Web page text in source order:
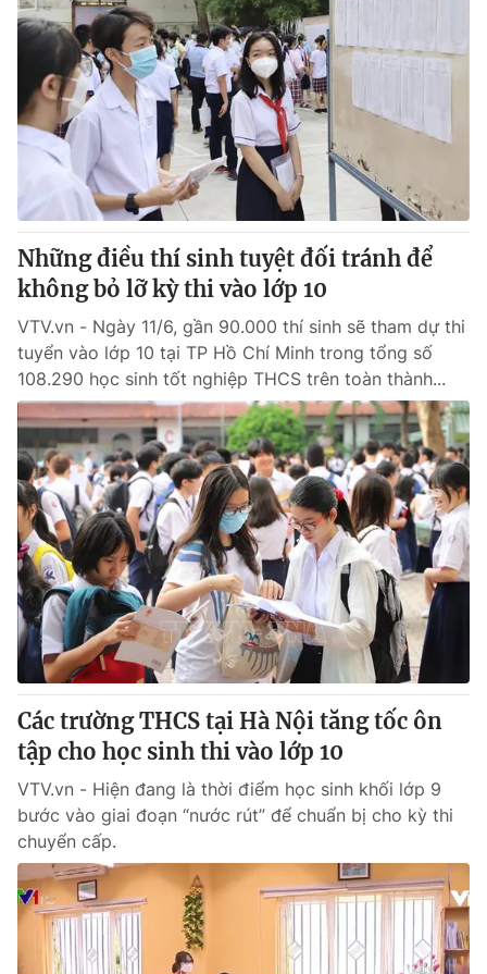
VTV Money VTV Thể thao
VTV Sức khoẻ Bất động sản
Thị trường 24h Tấm lòng Việt
VTV4 Vươn mình bằng AI
VTV9 VTV8
Liên hệ tòa soạn English
THỜI BÁO VTV
Theo dõi báo trên
Cơ quan chủ quản:Đài Truyền hình Việt Nam
Cơ quan báo chí:Thời báo VTV
Giấy phép hoạt động báo in và báo điện tử số 483/GP-BTTTT
cấp ngày 29/12/2023
Tổng Biên tập:Vũ Thanh Thủy
Phó Tổng Biên tập:Nguyễn Thị Mỹ Hạnh, Phạm Quốc Thắng,
Tổng đài VTV:
024.38 355 931 - 024.38 355 932
Ðiện thoại Thời báo VTV:
Email:toasoan@vtv.vn
Liên hệ quảng cáo:
024-7300.7108
Những điều thí sinh tuyệt đối tránh để
không bỏ lỡ kỳ thi vào lớp 10
VTV.vn - Ngày 11/6, gần 90.000 thí sinh sẽ tham dự thi
tuyển vào lớp 10 tại TP Hồ Chí Minh trong tổng số
108.290 học sinh tốt nghiệp THCS trên toàn thành...
Các trường THCS tại Hà Nội tăng tốc ôn
tập cho học sinh thi vào lớp 10
VTV.vn - Hiện đang là thời điểm học sinh khối lớp 9
bước vào giai đoạn “nước rút” để chuẩn bị cho kỳ thi
chuyển cấp.